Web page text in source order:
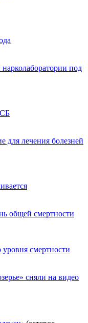
под
для лечения болезней
общей смертности
смертности
сняли на видео